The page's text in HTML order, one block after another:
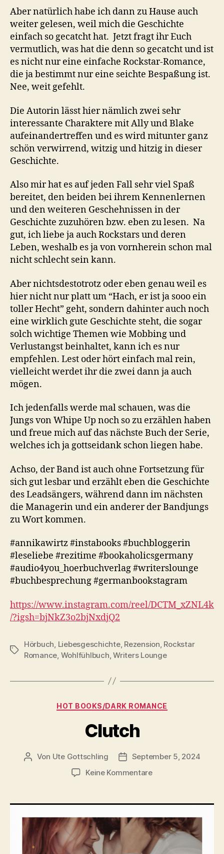
Aber natürlich habe ich dann zu Hause auch
weiter gelesen, weil mich die Geschichte
einfach so gecatcht hat. Jetzt fragt ihr Euch
vermutlich, was hat die denn so gecatcht und ist
es nicht nur eine einfache Rockstar-Romance,
die ja bestimmt nur eine seichte Bespaßung ist.
Nee, weit gefehlt.
Die Autorin lässt hier nämlich zwei sehr
interessante Charaktere mit Ally und Blake
aufeinandertreffen und es wird mitunter ganz
schön verwirrend, witzig und hitzig in dieser
Geschichte.
Also mir hat es auf jeden Fall sehr viel Spaß
bereitet, den beiden bei ihrem Kennenlernen
und den weiteren Geschehnissen in der
Geschichte zuzuhören bzw. eben zu lesen. Na
gut, ich liebe ja auch Rockstars und deren
Leben, weshalb es ja von vornherein schon mal
nicht schlecht sein kann.
Aber nichtsdestotrotz oder eben genau weil es
hier nicht nur platt um “Hach, er ist ja sooo ein
toller Hecht” geht, sondern dahinter auch noch
eine wirklich gute Geschichte steht, die sogar
solch wichtige Themen wie Mobbing und
Verlustangst beinhaltet, kann ich es nur
empfehlen. Lest oder hört einfach mal rein,
vielleicht werdet ihr die zwei dann ja auch
mögen.
Ich jedenfalls werde mal schauen, was die
Jungs von Whipe Up noch so zu erzählen haben
und freue mich auf das nächste Buch der Serie,
welches ich ja gottseidank schon liegen habe.
Achso, der Band ist auch ohne Fortsetzung für
sich gut lesbar und erzählt eben die Geschichte
des Leadsängers, während dann im nächsten
die Managerin und ein anderer der Bandjungs
zu Wort kommen.
#annikawirtz #instabooks #buchbloggerin
#leseliebe #rezitime #bookaholicsgermany
#audio4you_hoerbuchverlag #writerslounge
#buchbesprechung #germanbookstagram
https://www.instagram.com/reel/DCTM_xZNL4k
/?igsh=bjNkZ3o2bjNxdjQ2
Schlagwörter
Hörbuch, Liebesgeschichte, Rezension, Rockstar
Romance, Wohlfühlbuch,Writers Lounge
Kategorien
HOT BOOKS/DARK ROMANCE
Clutch
Beitragsautor
Von Ute Gottschling Veröffentlichungsdatum
September 5, 2024
Keine Kommentarezu